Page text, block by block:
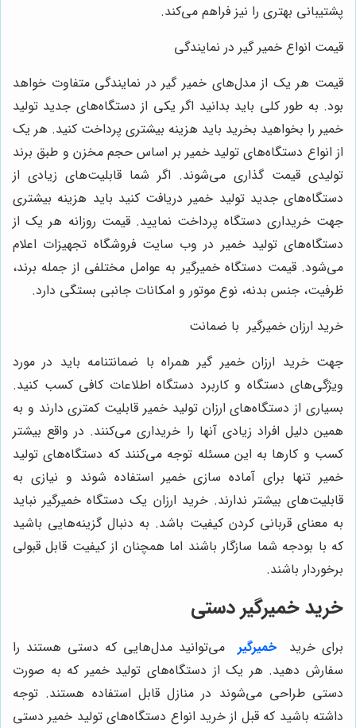
پشتیبانی بهتری را نیز فراهم می‌کند.
قیمت انواع خمیر گیر در نمایندگی
قیمت هر یک از مدل‌های خمیر گیر در نمایندگی متفاوت خواهد
بود. به طور کلی باید بدانید اگر یکی از دستگاه‌های جدید تولید
خمیر را بخواهید بخرید باید هزینه بیشتری پرداخت کنید. هر یک
از انواع دستگاه‌های تولید خمیر بر اساس حجم مخزن و طبق برند
تولیدی قیمت گذاری می‌شوند. اگر شما قابلیت‌های زیادی از
دستگاه‌های جدید تولید خمیر دریافت کنید باید هزینه بیشتری
جهت خریداری دستگاه پرداخت نمایید. قیمت روزانه هر یک از
دستگاه‌های تولید خمیر در وب سایت فروشگاه تجهیزات اعلام
می‌شود. قیمت دستگاه خمیرگیر به عوامل مختلفی از جمله برند،
ظرفیت، جنس بدنه، نوع موتور و امکانات جانبی بستگی دارد.
خرید ارزان خمیرگیر با ضمانت
جهت خرید ارزان خمیر گیر همراه با ضمانتنامه باید در مورد
ویژگی‌های دستگاه و کاربرد دستگاه اطلاعات کافی کسب کنید.
بسیاری از دستگاه‌های ارزان تولید خمیر قابلیت کمتری دارند و به
همین دلیل افراد زیادی آنها را خریداری می‌کنند. در واقع بیشتر
کسب و کارها به این مسئله توجه می‌کنند که دستگاه‌های تولید
خمیر تنها برای آماده سازی خمیر استفاده شوند و نیازی به
قابلیت‌های بیشتر ندارند. خرید ارزان یک دستگاه خمیرگیر نباید
به معنای قربانی کردن کیفیت باشد. به دنبال گزینه‌هایی باشید
که با بودجه شما سازگار باشند اما همچنان از کیفیت قابل قبولی
برخوردار باشند.
خرید خمیرگیر دستی
برای خرید خمیرگیر می‌توانید مدل‌هایی که دستی هستند را
سفارش دهید. هر یک از دستگاه‌های تولید خمیر که به صورت
دستی طراحی می‌شوند در منازل قابل استفاده هستند. توجه
داشته باشید که قبل از خرید انواع دستگاه‌های تولید خمیر دستی